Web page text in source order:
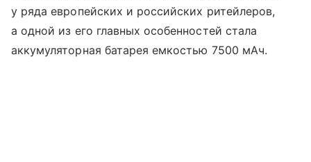
у ряда европейских и российских ритейлеров,
а одной из его главных особенностей стала
аккумуляторная батарея емкостью 7500 мАч.